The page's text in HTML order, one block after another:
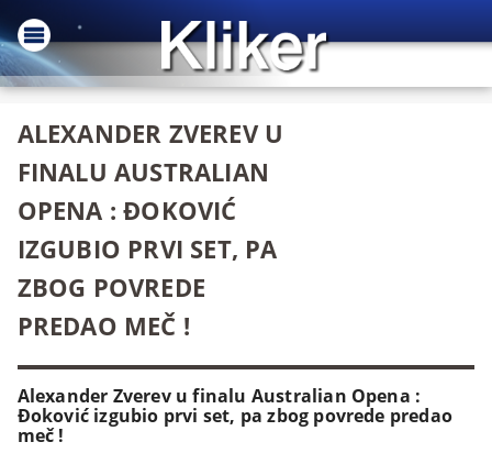
ALEXANDER ZVEREV U
FINALU AUSTRALIAN
OPENA : ĐOKOVIĆ
IZGUBIO PRVI SET, PA
ZBOG POVREDE
PREDAO MEČ !
Alexander Zverev u finalu Australian Opena :
Đoković izgubio prvi set, pa zbog povrede predao
meč !